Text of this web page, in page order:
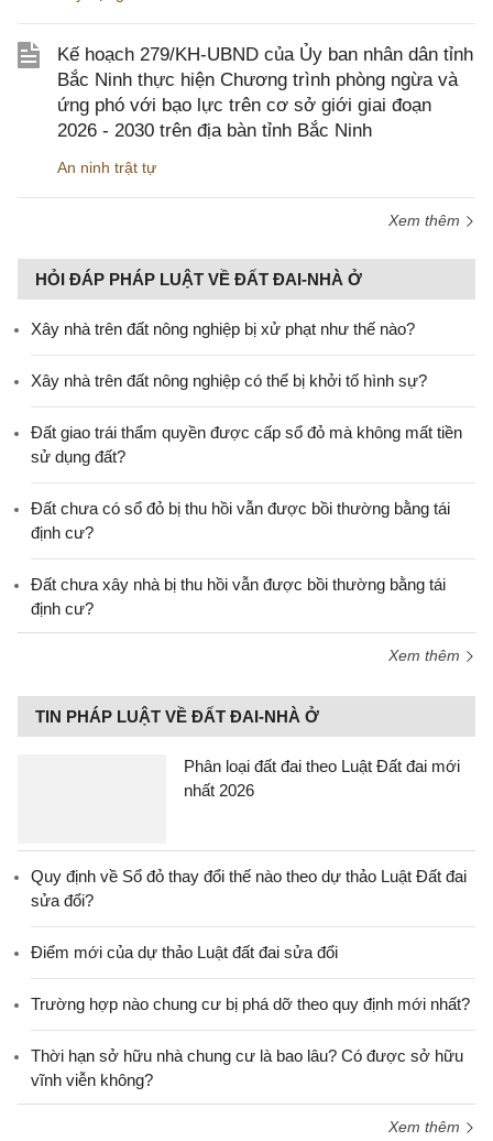
Kế hoạch 279/KH-UBND của Ủy ban nhân dân tỉnh
Bắc Ninh thực hiện Chương trình phòng ngừa và
ứng phó với bạo lực trên cơ sở giới giai đoạn
2026 - 2030 trên địa bàn tỉnh Bắc Ninh
An ninh trật tự
Xem thêm
HỎI ĐÁP PHÁP LUẬT VỀ ĐẤT ĐAI-NHÀ Ở
Xây nhà trên đất nông nghiệp bị xử phạt như thế nào?
Xây nhà trên đất nông nghiệp có thể bị khởi tố hình sự?
Đất giao trái thẩm quyền được cấp sổ đỏ mà không mất tiền
sử dụng đất?
Đất chưa có sổ đỏ bị thu hồi vẫn được bồi thường bằng tái
định cư?
Đất chưa xây nhà bị thu hồi vẫn được bồi thường bằng tái
định cư?
Xem thêm
TIN PHÁP LUẬT VỀ ĐẤT ĐAI-NHÀ Ở
Phân loại đất đai theo Luật Đất đai mới
nhất 2026
Quy định về Sổ đỏ thay đổi thế nào theo dự thảo Luật Đất đai
sửa đổi?
Điểm mới của dự thảo Luật đất đai sửa đổi
Trường hợp nào chung cư bị phá dỡ theo quy định mới nhất?
Thời hạn sở hữu nhà chung cư là bao lâu? Có được sở hữu
vĩnh viễn không?
Xem thêm